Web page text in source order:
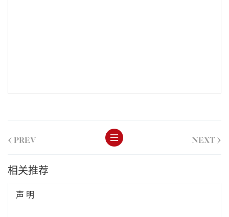
< PREV NEXT >
相关推荐
声 明